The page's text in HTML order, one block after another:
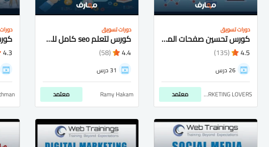
دورات تسويق
كورس تحسين صفحات المواقع لظهور موقعك بالصفحة الاولى لمحركات البحث SEO شرح عربى كامل
4.5
(135)
26 درس
E-MARKETING LOVERS معتمد
دورات تسويق
كورس لتعلم seo كامل للمبتدئين
4.4
(58)
31 درس
Ramy Hakam معتمد
4.3